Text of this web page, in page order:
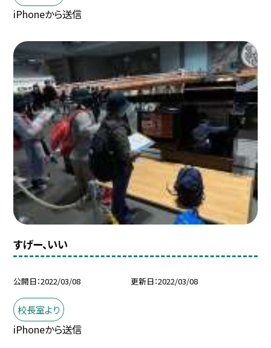
iPhoneから送信
すげー、いい
公開日 2022/03/08 更新日 2022/03/08
校長室より
iPhoneから送信